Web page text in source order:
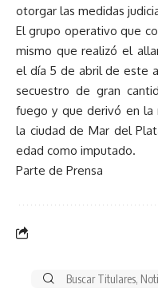
otorgar las medidas
El grupo operativo que
mismo que realizó el
el día 5 de abril de este
secuestro de gran
fuego y que derivó en la
la ciudad de Mar del
edad como imputado.
Parte de Prensa
Buscar